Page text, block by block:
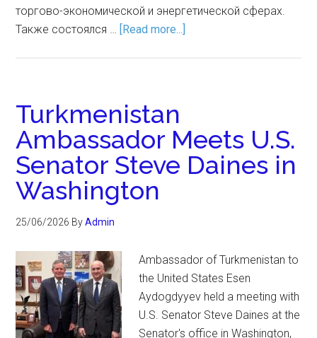
торгово-экономической и энергетической сферах.
Также состоялся … [Read more...]
Turkmenistan
Ambassador Meets U.S.
Senator Steve Daines in
Washington
25/06/2026 ByAdmin
Ambassador of Turkmenistan to
the United States Esen
Aydogdyyev held a meeting with
U.S. Senator Steve Daines at the
Senator's office in Washington,